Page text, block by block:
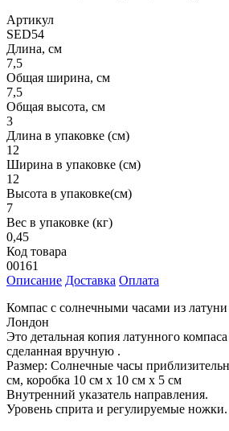
Артикул
SED54
Длина, см
7,5
Общая ширина, см
7,5
Общая высота, см
3
Длина в упаковке (см)
12
Ширина в упаковке (см)
12
Высота в упаковке(см)
7
Вес в упаковке (кг)
0,45
Код товара
00161
Описание Доставка Оплата
Компас с солнечными часами из
Лондон
Это детальная копия латунного
сделанная вручную .
Размер: Солнечные часы
см, коробка 10 см x 10 см x 5 см
Внутренний указатель направления.
Уровень сприта и регулируемые ножки.